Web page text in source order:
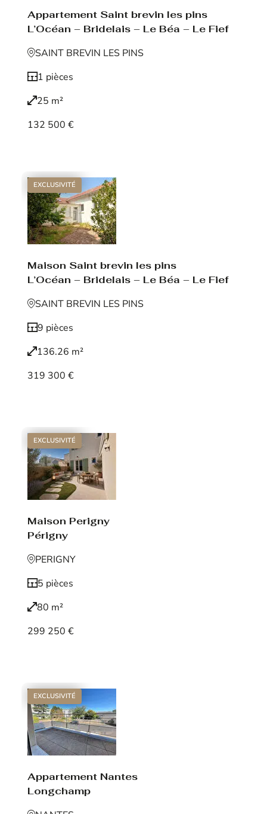
Appartement Saint brevin les pins
L’Océan – Bridelais – Le Béa – Le Fief
SAINT BREVIN LES PINS
1 pièces
25 m²
132 500 €
EXCLUSIVITÉ
Maison Saint brevin les pins
L’Océan – Bridelais – Le Béa – Le Fief
SAINT BREVIN LES PINS
9 pièces
136.26 m²
319 300 €
EXCLUSIVITÉ
Maison Perigny
Périgny
PERIGNY
5 pièces
80 m²
299 250 €
EXCLUSIVITÉ
Appartement Nantes
Longchamp